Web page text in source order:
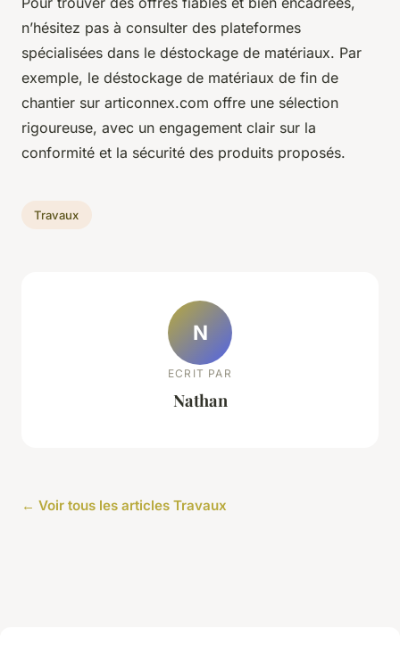
n’hésitez pas à consulter des plateformes
spécialisées dans le déstockage de matériaux. Par
exemple, le déstockage de matériaux de fin de
chantier sur articonnex.com offre une sélection
rigoureuse, avec un engagement clair sur la
conformité et la sécurité des produits proposés.
Travaux
N
ECRIT PAR
Nathan
← Voir tous les articles Travaux